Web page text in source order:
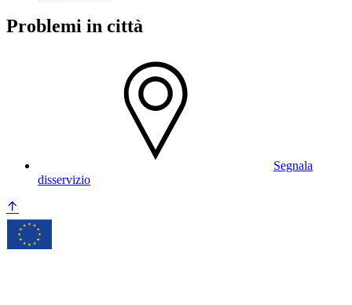
Problemi in città
Segnala
disservizio